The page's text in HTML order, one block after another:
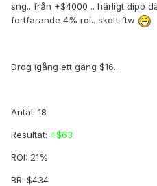
sng.. från +$4000 .. härligt dipp
fortfarande 4% roi.. skott ftw
Drog igång ett gäng $16..
Antal: 18
Resultat: +$63
ROI: 21%
BR: $434